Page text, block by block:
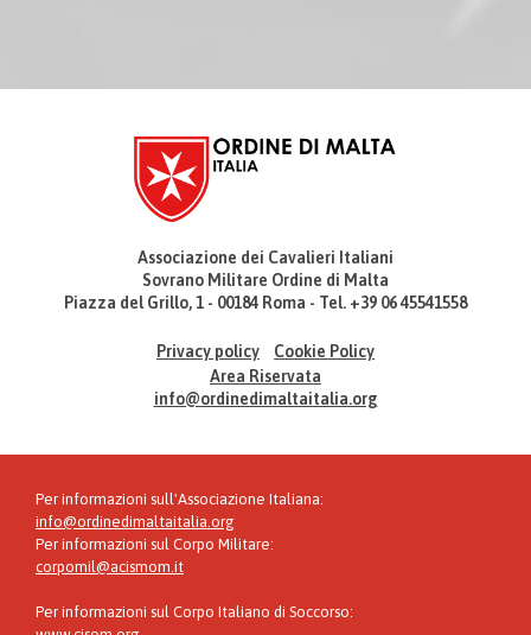
Associazione dei Cavalieri Italiani
Sovrano Militare Ordine di Malta
Piazza del Grillo, 1 - 00184 Roma - Tel. +39 06 45541558
Privacy policy
Cookie Policy
Area Riservata
info@ordinedimaltaitalia.org
Per informazioni sull'Associazione Italiana:
info@ordinedimaltaitalia.org
Per informazioni sul Corpo Militare:
corpomil@acismom.it
Per informazioni sul Corpo Italiano di Soccorso: